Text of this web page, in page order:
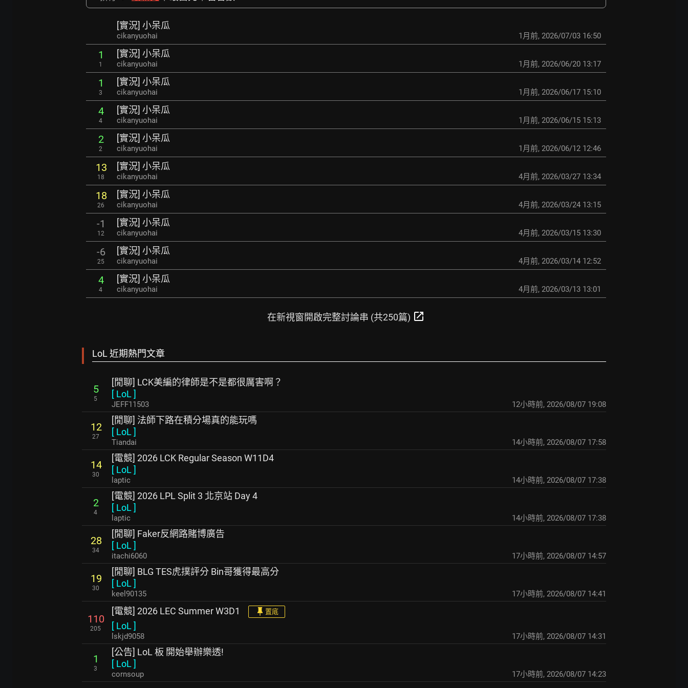
[實況] 小呆瓜
cikanyuohai 1月前, 2026/07/03 16:50
1
1
[實況] 小呆瓜
cikanyuohai 1月前, 2026/06/20 13:17
1
3
[實況] 小呆瓜
cikanyuohai 1月前, 2026/06/17 15:10
4
4
[實況] 小呆瓜
cikanyuohai 1月前, 2026/06/15 15:13
2
2
[實況] 小呆瓜
cikanyuohai 1月前, 2026/06/12 12:46
13
18
[實況] 小呆瓜
cikanyuohai 4月前, 2026/03/27 13:34
18
26
[實況] 小呆瓜
cikanyuohai 4月前, 2026/03/24 13:15
-1
12
[實況] 小呆瓜
cikanyuohai 4月前, 2026/03/15 13:30
-6
25
[實況] 小呆瓜
cikanyuohai 4月前, 2026/03/14 12:52
4
4
[實況] 小呆瓜
cikanyuohai 4月前, 2026/03/13 13:01
在新視窗開啟完整討論串 (共250篇) open_in_new
LoL 近期熱門文章
5
5
[閒聊] LCK美編的律師是不是都很厲害啊？
[ LoL ]
JEFF11503 12小時前, 2026/08/07 19:08
12
27
[閒聊] 法師下路在積分場真的能玩嗎
[ LoL ]
Tiandai 14小時前, 2026/08/07 17:58
14
30
[電競] 2026 LCK Regular Season W11D4
[ LoL ]
laptic 14小時前, 2026/08/07 17:38
2
4
[電競] 2026 LPL Split 3 北京站 Day 4
[ LoL ]
laptic 14小時前, 2026/08/07 17:38
28
34
[閒聊] Faker反網路賭博廣告
[ LoL ]
itachi6060 17小時前, 2026/08/07 14:57
19
30
[閒聊] BLG TES虎撲評分 Bin哥獲得最高分
[ LoL ]
keel90135 17小時前, 2026/08/07 14:41
110
205
[電競] 2026 LEC Summer W3D1 置底
[ LoL ]
lskjd9058 17小時前, 2026/08/07 14:31
1
3
[公告] LoL 板 開始舉辦樂透!
[ LoL ]
cornsoup 17小時前, 2026/08/07 14:23